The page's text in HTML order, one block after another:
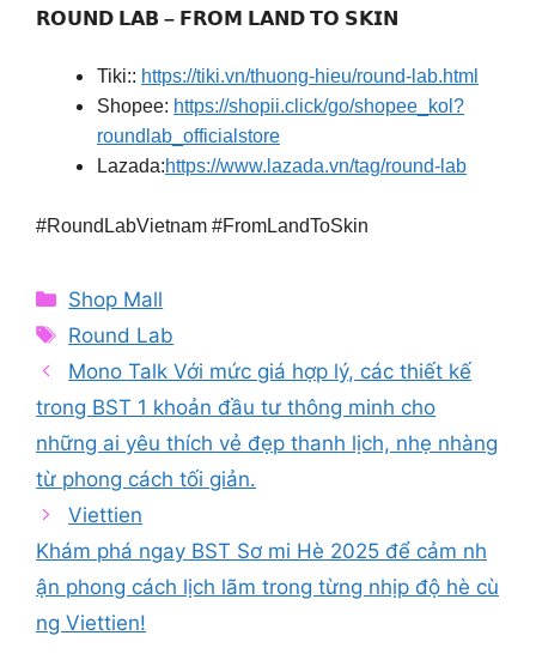
𝗥𝗢𝗨𝗡𝗗 𝗟𝗔𝗕 – 𝗙𝗥𝗢𝗠 𝗟𝗔𝗡𝗗 𝗧𝗢 𝗦𝗞𝗜𝗡​
Tiki:: https://tiki.vn/thuong-hieu/round-lab.html
Shopee: https://shopii.click/go/shopee_kol?
roundlab_officialstore
Lazada:https://www.lazada.vn/tag/round-lab
#RoundLabVietnam #FromLandToSkin
Categories
Shop Mall
Tags
Round Lab
Mono Talk Với mức giá hợp lý, các thiết kế
trong BST 1 khoản đầu tư thông minh cho
những ai yêu thích vẻ đẹp thanh lịch, nhẹ nhàng
từ phong cách tối giản.
Viettien
️Khám phá ngay BST Sơ mi Hè 2025 để cảm nh
ận phong cách lịch lãm trong từng nhịp độ hè cù
ng Viettien!